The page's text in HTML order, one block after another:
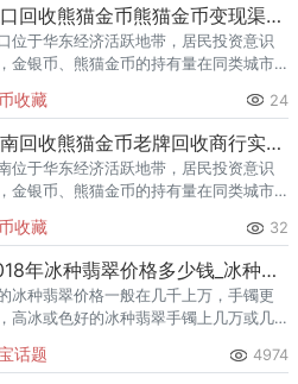
龙口回收熊猫金币熊猫金币变现渠道指南
位于华东经济活跃地带，居民投资意识
金银币、熊猫金币的持有量在同类城市
金币的需求就明显升温，但鱼龙混杂的
渠道里，能精准识别版别溢
收藏 24
龙南回收熊猫金币老牌回收商行实力盘点
位于华东经济活跃地带，居民投资意识
金银币、熊猫金币的持有量在同类城市
金币的需求就明显升温，但鱼龙混杂的
收渠道里，能精准识别版别溢
收藏 32
2018年冰种翡翠价格多少钱_冰种翡翠一般多少钱一克
冰种翡翠价格一般在几千上万，手镯更
高冰或色好的冰种翡翠手镯上几万或几
话题 4974